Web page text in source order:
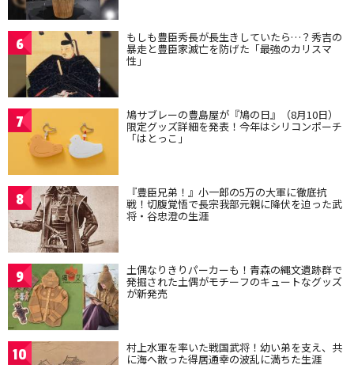
6 もしも豊臣秀長が長生きしていたら…？秀吉の
暴走と豊臣家滅亡を防げた「最強のカリスマ
性」
7 鳩サブレーの豊島屋が『鳩の日』（8月10日）
限定グッズ詳細を発表！今年はシリコンポーチ
「はとっこ」
8 『豊臣兄弟！』小一郎の5万の大軍に徹底抗
戦！切腹覚悟で長宗我部元親に降伏を迫った武
将・谷忠澄の生涯
9 土偶なりきりパーカーも！青森の縄文遺跡群で
発掘された土偶がモチーフのキュートなグッズ
が新発売
10 村上水軍を率いた戦国武将！幼い弟を支え、共
に海へ散った得居通幸の波乱に満ちた生涯